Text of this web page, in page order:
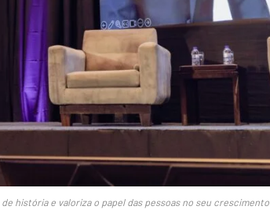
história e valoriza o papel das pessoas no seu crescimento.